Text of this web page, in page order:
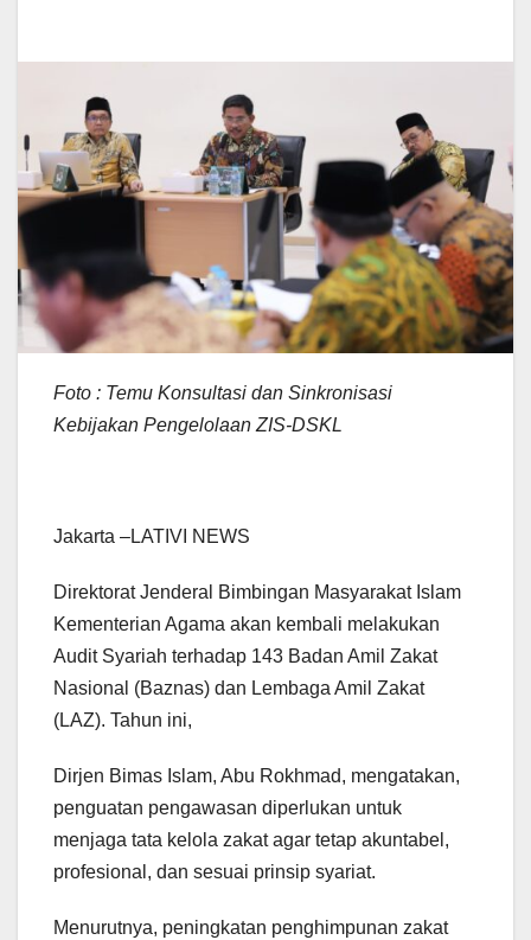
Foto : Temu Konsultasi dan Sinkronisasi
Kebijakan Pengelolaan ZIS-DSKL
Jakarta –LATIVI NEWS
Direktorat Jenderal Bimbingan Masyarakat Islam
Kementerian Agama akan kembali melakukan
Audit Syariah terhadap 143 Badan Amil Zakat
Nasional (Baznas) dan Lembaga Amil Zakat
(LAZ). Tahun ini,
Dirjen Bimas Islam, Abu Rokhmad, mengatakan,
penguatan pengawasan diperlukan untuk
menjaga tata kelola zakat agar tetap akuntabel,
profesional, dan sesuai prinsip syariat.
Menurutnya, peningkatan penghimpunan zakat